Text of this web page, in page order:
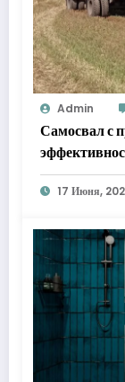
Admin
Самосвал с
17 Июня,